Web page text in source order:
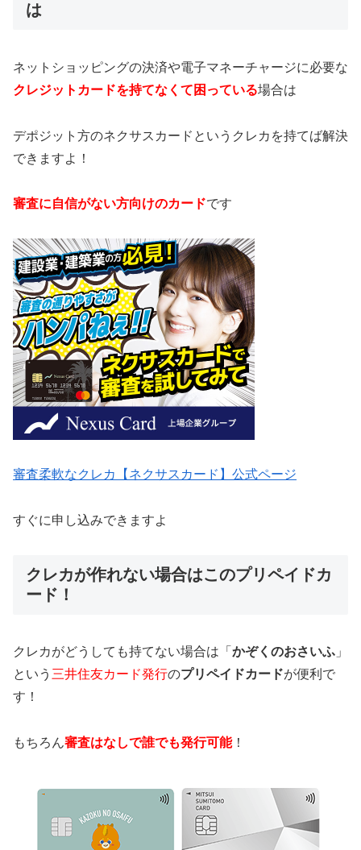
は
ネットショッピングの決済や電子マネーチャージに必要な
クレジットカードを持てなくて困っている場合は
デポジット方のネクサスカードというクレカを持てば解決
できますよ！
審査に自信がない方向けのカードです
審査柔軟なクレカ【ネクサスカード】公式ページ
すぐに申し込みできますよ
クレカが作れない場合はこのプリペイドカ
ード！
クレカがどうしても持てない場合は「 かぞくのおさいふ 」
という 三井住友カード発行のプリペイドカードが便利で
す！
もちろん審査はなしで誰でも発行可能！